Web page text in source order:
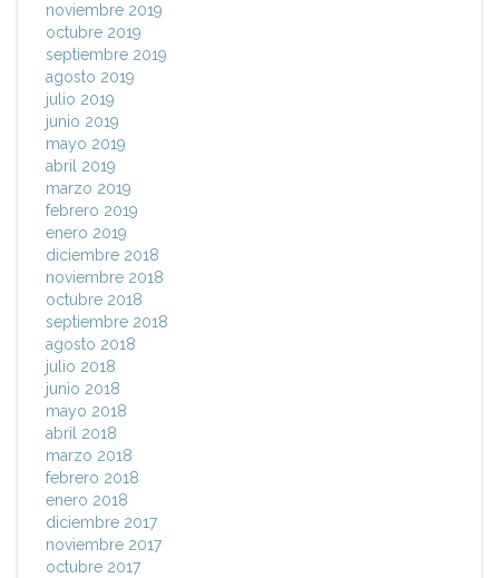
noviembre 2019
octubre 2019
septiembre 2019
agosto 2019
julio 2019
junio 2019
mayo 2019
abril 2019
marzo 2019
febrero 2019
enero 2019
diciembre 2018
noviembre 2018
octubre 2018
septiembre 2018
agosto 2018
julio 2018
junio 2018
mayo 2018
abril 2018
marzo 2018
febrero 2018
enero 2018
diciembre 2017
noviembre 2017
octubre 2017